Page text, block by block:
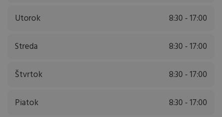
Utorok 8:30 - 17:00
Streda 8:30 - 17:00
Štvrtok 8:30 - 17:00
Piatok 8:30 - 17:00